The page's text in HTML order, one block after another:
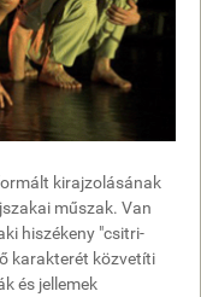
kirajzolásának
műszak. Van
hiszékeny "csitri-
karakterét közvetíti
és jellemek